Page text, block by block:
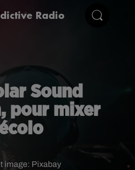
Radio
Sound
pour mixer
image: Pixabay